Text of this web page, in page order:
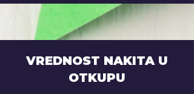
VREDNOST NAKITA U
OTKUPU